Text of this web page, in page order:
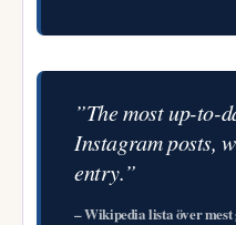
”The most up-to-
Instagram posts,
entry.”
– Wikipedia lista över